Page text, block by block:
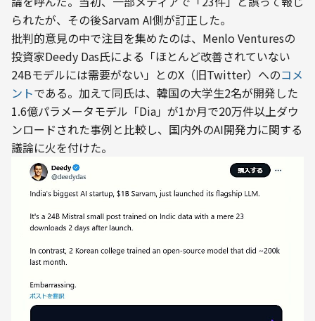
られたが、その後Sarvam AI側が訂正した。
批判的意見の中で注目を集めたのは、Menlo Venturesの
投資家Deedy Das氏による「ほとんど改善されていない
24Bモデルには需要がない」とのX（旧Twitter）へのコメ
ントである。加えて同氏は、韓国の大学生2名が開発した
1.6億パラメータモデル「Dia」が1か月で20万件以上ダウ
ンロードされた事例と比較し、国内外のAI開発力に関する
議論に火を付けた。